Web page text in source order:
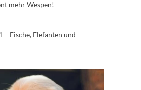
mehr Wespen!
– Fische, Elefanten und